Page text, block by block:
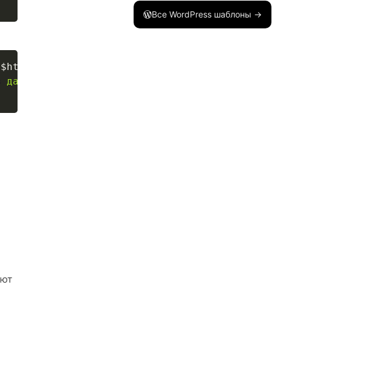
$html
регион недоступна.</p></div>'
Все WordPress шаблоны →